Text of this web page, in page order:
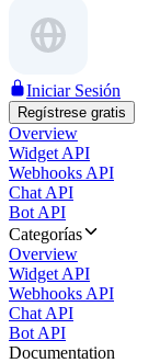
Iniciar Sesión
Regístrese gratis
Overview
Widget API
Webhooks API
Chat API
Bot API
Categorías
Overview
Widget API
Webhooks API
Chat API
Bot API
Documentation